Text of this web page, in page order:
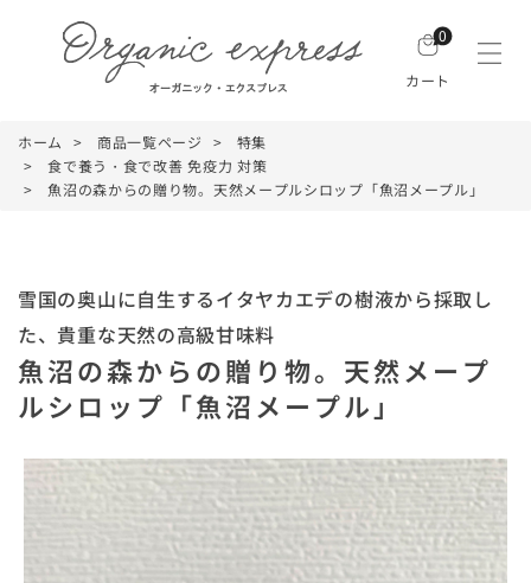
0
カート
ホーム 商品一覧ページ
特集
食で養う・食で改善 免疫力 対策
魚沼の森からの贈り物。天然メープルシロップ「魚沼メープル」
雪国の奥山に自生するイタヤカエデの樹液から採取し
た、貴重な天然の高級甘味料
魚沼の森からの贈り物。天然メープ
ルシロップ「魚沼メープル」